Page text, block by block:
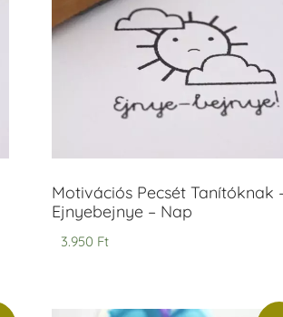
Motivációs Pecsét Tanítóknak
Ejnyebejnye – Nap
3.950 Ft